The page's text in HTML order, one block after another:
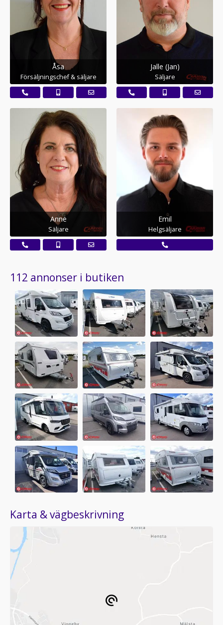
Åsa
Försäljningschef & säljare
Jalle (Jan)
Säljare
Anne
Säljare
Emil
Helgsäljare
112 annonser i butiken
Karta & vägbeskrivning